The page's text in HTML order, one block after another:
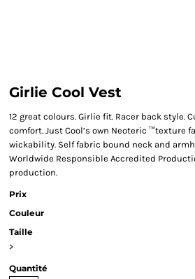
Girlie Cool Vest
12 great colours. Girlie fit. Racer back style.
comfort. Just Cool’s own Neoteric ™texture
wickability. Self fabric bound neck and
Worldwide Responsible Accredited
production.
Prix
Couleur
Taille
>
Quantité